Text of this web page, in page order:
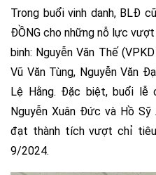
Trong buổi vinh danh, BLĐ
ĐỒNG cho những nỗ lực
binh: Nguyễn Văn Thế
Vũ Văn Tùng, Nguyễn Văn
Lệ Hằng. Đặc biệt, buổi lễ
Nguyễn Xuân Đức và Hồ Sỹ
đạt thành tích vượt chỉ
9/2024.